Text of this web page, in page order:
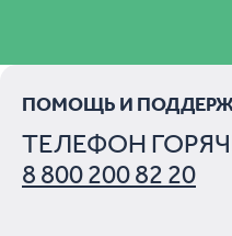
ПОМОЩЬ И
ТЕЛЕФОН
8 800 200 82 20